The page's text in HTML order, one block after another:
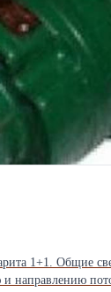
12 по ГОСТ 17216-
направлением
со стороны
12,5
Максимальная
и
Насос с
направлению